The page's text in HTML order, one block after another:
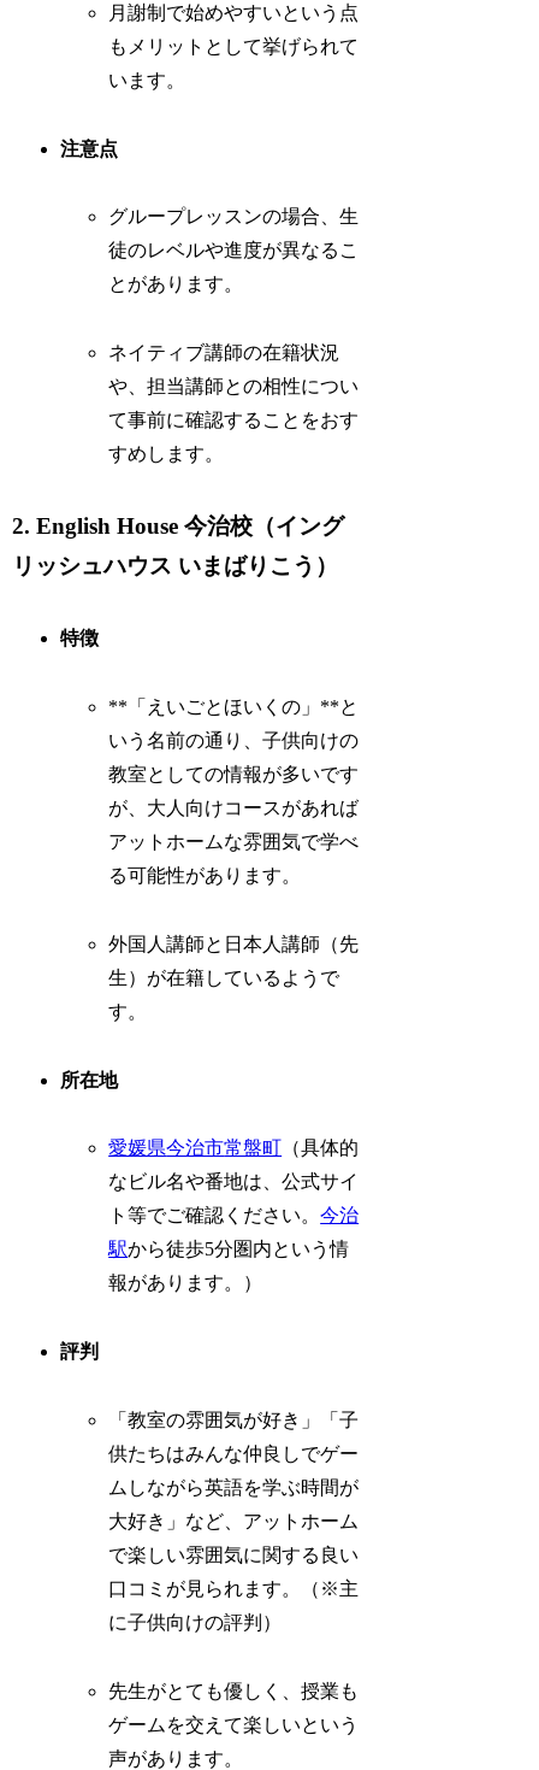
月謝制で始めやすいという点
もメリットとして挙げられて
います。
注意点
グループレッスンの場合、生
徒のレベルや進度が異なるこ
とがあります。
ネイティブ講師の在籍状況
や、担当講師との相性につい
て事前に確認することをおす
すめします。
2. English House 今治校（イング
リッシュハウス いまばりこう）
特徴
**「えいごとほいくの」**と
いう名前の通り、子供向けの
教室としての情報が多いです
が、大人向けコースがあれば
アットホームな雰囲気で学べ
る可能性があります。
外国人講師と日本人講師（先
生）が在籍しているようで
す。
所在地
愛媛県今治市常盤町 （具体的
なビル名や番地は、公式サイ
ト等でご確認ください。今治
駅から徒歩5分圏内という情
報があります。）
評判
「教室の雰囲気が好き」「子
供たちはみんな仲良しでゲー
ムしながら英語を学ぶ時間が
大好き」など、アットホーム
で楽しい雰囲気に関する良い
口コミが見られます。（※主
に子供向けの評判）
先生がとても優しく、授業も
ゲームを交えて楽しいという
声があります。